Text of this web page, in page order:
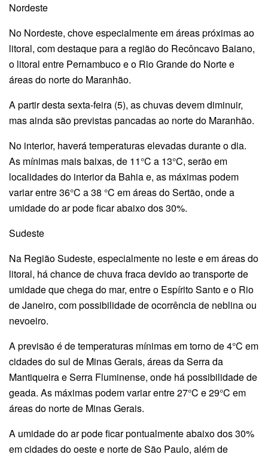
Nordeste
No Nordeste, chove especialmente em áreas próximas ao
litoral, com destaque para a região do Recôncavo Baiano,
o litoral entre Pernambuco e o Rio Grande do Norte e
áreas do norte do Maranhão.
A partir desta sexta-feira (5), as chuvas devem diminuir,
mas ainda são previstas pancadas ao norte do Maranhão.
No interior, haverá temperaturas elevadas durante o dia.
As mínimas mais baixas, de 11°C a 13°C, serão em
localidades do interior da Bahia e, as máximas podem
variar entre 36°C a 38 °C em áreas do Sertão, onde a
umidade do ar pode ficar abaixo dos 30%.
Sudeste
Na Região Sudeste, especialmente no leste e em áreas do
litoral, há chance de chuva fraca devido ao transporte de
umidade que chega do mar, entre o Espírito Santo e o Rio
de Janeiro, com possibilidade de ocorrência de neblina ou
nevoeiro.
A previsão é de temperaturas mínimas em torno de 4°C em
cidades do sul de Minas Gerais, áreas da Serra da
Mantiqueira e Serra Fluminense, onde há possibilidade de
geada. As máximas podem variar entre 27°C e 29°C em
áreas do norte de Minas Gerais.
A umidade do ar pode ficar pontualmente abaixo dos 30%
em cidades do oeste e norte de São Paulo, além de